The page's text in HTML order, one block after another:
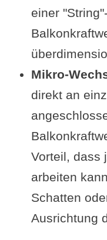
einer
Mikro-
direkt an
Vorteil, dass
arbeiten
Schatten
Ausrichtung